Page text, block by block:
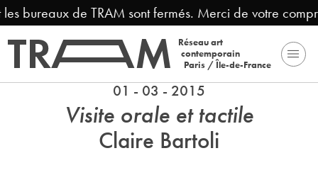
de TRAM sont fermés. Merci de votre
Réseau art
contemporain
Paris / Île-de-France
01 - 03 - 2015
Visite orale et tactile
Claire Bartoli